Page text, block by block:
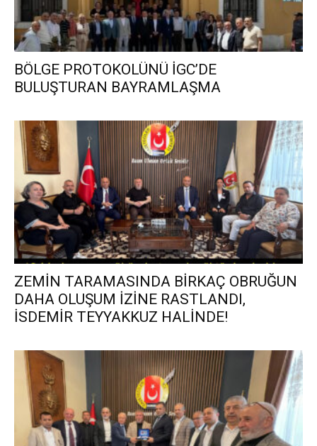
BÖLGE PROTOKOLÜNÜ İGC’DE
BULUŞTURAN BAYRAMLAŞMA
ZEMİN TARAMASINDA BİRKAÇ OBRUĞUN
DAHA OLUŞUM İZİNE RASTLANDI,
İSDEMİR TEYYAKKUZ HALİNDE!